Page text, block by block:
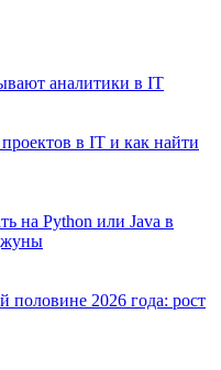
аналитики в IT
в IT и как найти
на Python или Java в
половине 2026 года: рост